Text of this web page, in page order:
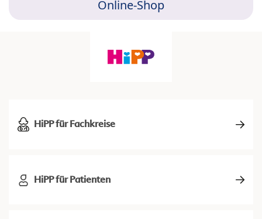
Online-Shop
HiPP für Fachkreise
HiPP für Patienten